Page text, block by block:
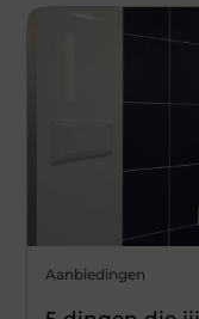
Aanbiedingen